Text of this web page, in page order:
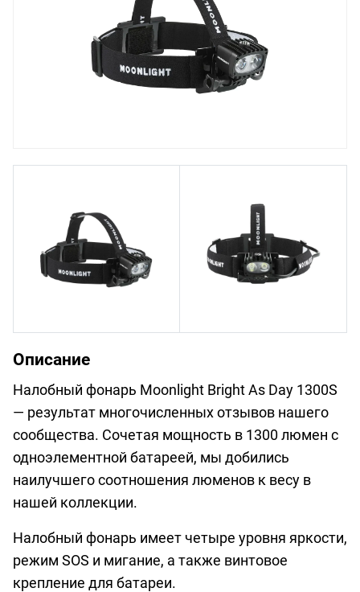
Описание
Налобный фонарь Moonlight Bright As Day 1300S
— результат многочисленных отзывов нашего
сообщества. Сочетая мощность в 1300 люмен с
одноэлементной батареей, мы добились
наилучшего соотношения люменов к весу в
нашей коллекции.
Налобный фонарь имеет четыре уровня яркости,
режим SOS и мигание, а также винтовое
крепление для батареи.